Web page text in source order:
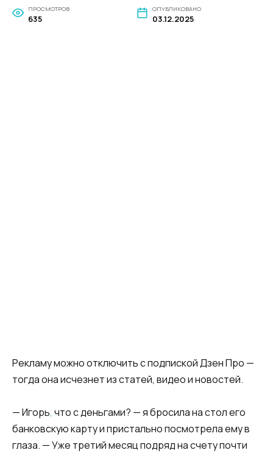
ПРОСМОТРОВ
635
ОПУБЛИКОВАНО
03.12.2025
Рекламу можно отключить с подпиской Дзен Про —
тогда она исчезнет из статей, видео и новостей.
— Игорь, что с деньгами? — я бросила на стол его
банковскую карту и пристально посмотрела ему в
глаза. — Уже третий месяц подряд на счету почти